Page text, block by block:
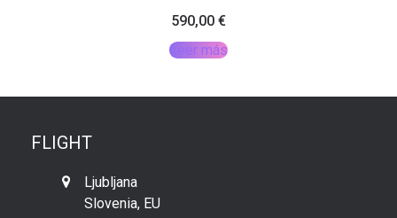
590,00 €
Leer más
FLIGHT
Ljubljana
Slovenia, EU